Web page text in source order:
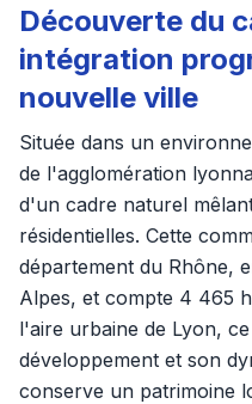
Découverte du
intégration
nouvelle ville
Située dans un
de l'agglomération
d'un cadre naturel
résidentielles. Cette
département du Rhône,
Alpes, et compte 4 465
l'aire urbaine de Lyon,
développement et son
conserve un patrimoine